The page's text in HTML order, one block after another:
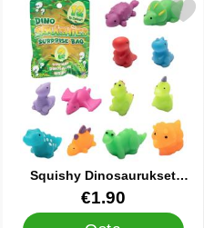
suosikiksi
Squishy Dinosaurukset
Keräilylelut 2 kpl
Tuote.nro 91542
€1.90
squishy Dinosaurukset